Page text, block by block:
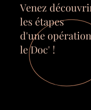
Venez
les étapes
d'une
le Doc' !